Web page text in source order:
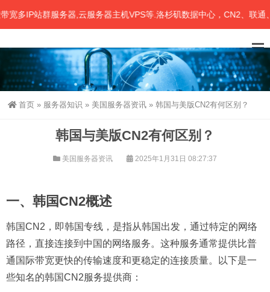
站群服务器,云服务器主机VPS等.洛杉矶数据中心，CN2、联通、移
首页 » 服务器知识 » 美国服务器资讯 » 韩国与美版CN2有何区别？
韩国与美版CN2有何区别？
美国服务器资讯 2025年1月31日 08:27:37
一、韩国CN2概述
韩国CN2，即韩国专线，是指从韩国出发，通过特定的网络
路径，直接连接到中国的网络服务。这种服务通常提供比普
通国际带宽更快的传输速度和更稳定的连接质量。以下是一
些知名的韩国CN2服务提供商：